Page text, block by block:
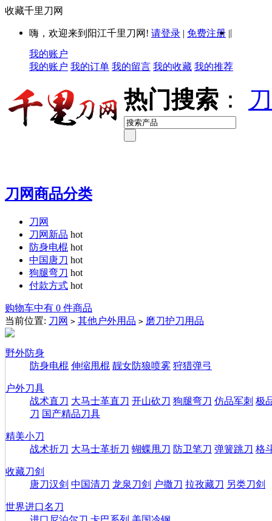
收藏千里刀网
嗨，欢迎来到阳江千里刀网! 请登录 | 免费注册 ||
我的账户
我的账户 我的订单 我的留言 我的收藏 我的推荐
热门搜索 ：
刀网商品分类
刀网
刀网新品 hot
防身电棍 hot
中国唐刀 hot
狗腿弯刀 hot
付款方式 hot
购物车中有 0 件商品
当前位置: 刀网 > 其他户外用品 > 磨刀护刀用品
野外防身
防身电棍 伸缩甩棍 靓女防狼喷雾 狩猎弹弓
户外刀具
战术直刀 大马士革直刀 开山砍刀 狗腿弯刀 仿品军刺 极
刀 国产精品刀具
精美小刀
战术折刀 大马士革折刀 蝴蝶甩刀 防卫笔刀 弹簧跳刀 格
收藏刀剑
唐刀汉剑 中国清刀 龙泉刀剑 户撒刀 拉孜藏刀 另类刀剑
世界进口名刀